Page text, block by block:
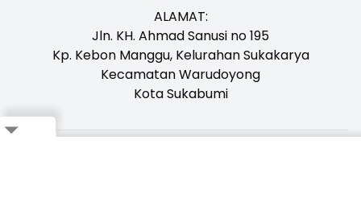
ALAMAT:
Jln. KH. Ahmad Sanusi no 195
Kp. Kebon Manggu, Kelurahan Sukakarya
Kecamatan Warudoyong
Kota Sukabumi